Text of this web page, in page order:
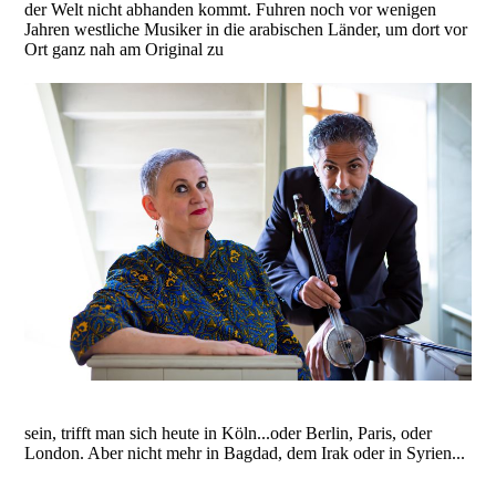
der Welt nicht abhanden kommt. Fuhren noch vor wenigen
Jahren westliche Musiker in die arabischen Länder, um dort vor
Ort ganz nah am Original zu
sein, trifft man sich heute in Köln...oder Berlin, Paris, oder
London. Aber nicht mehr in Bagdad, dem Irak oder in Syrien...